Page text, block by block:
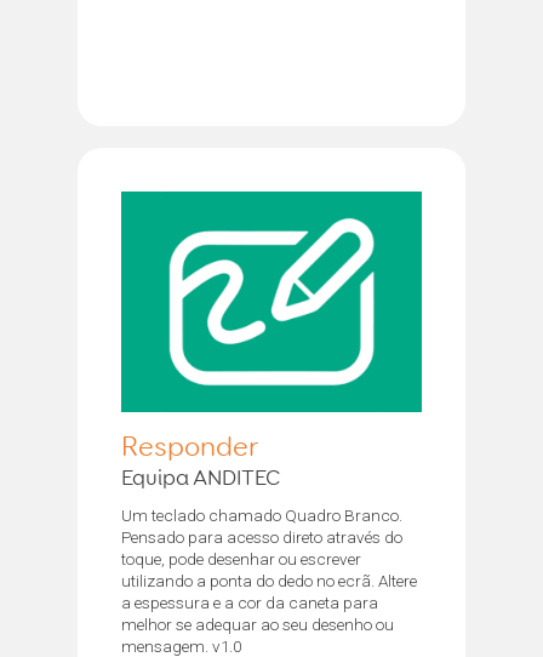
Responder
Equipa ANDITEC
Um teclado chamado Quadro Branco.
Pensado para acesso direto através do
toque, pode desenhar ou escrever
utilizando a ponta do dedo no ecrã. Altere
a espessura e a cor da caneta para
melhor se adequar ao seu desenho ou
mensagem. v1.0